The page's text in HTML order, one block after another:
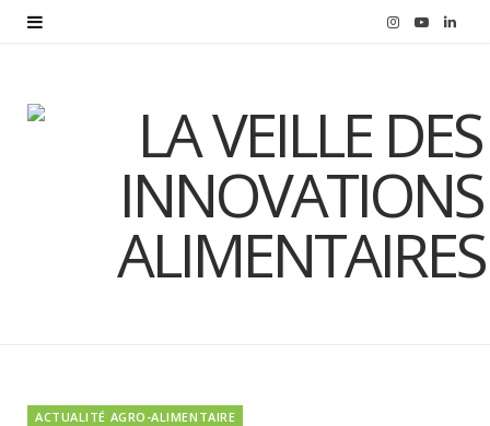
I
t
g
Y
T
u
b
L
k
e
d
ACTUALITÉ AGRO-ALIMENTAIRE